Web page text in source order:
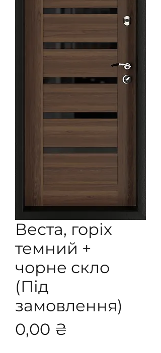
Веста, горіх
темний +
чорне скло
(Під
замовлення)
0,00 ₴